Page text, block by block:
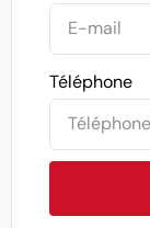
Téléphone